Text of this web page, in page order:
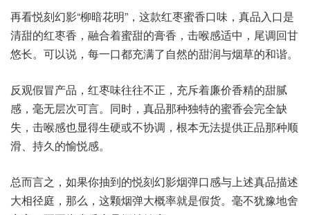
再看悦刻幻影“柳暗花明”，这款红枣蜜香口味，真品入口是
清甜的红枣香，融合着蜜甜的膏香，击喉感适中，尾调回甘
悠长。可以说，每一口都充满了自然的甜润与烟草的和谐。
反观假冒产品，红枣味往往不正，充斥着廉价香精的甜腻
感，毫无层次可言。同时，真品那种独特的蜜香会完全缺
失，击喉感也显得生硬或不协调，根本无法提供正品那种顺
滑、持久的愉悦感。
总而言之，如果你抽到的悦刻幻影烟弹口感与上述真品描述
大相径庭，那么，这颗烟弹大概率就是假货。毫不犹豫地舍